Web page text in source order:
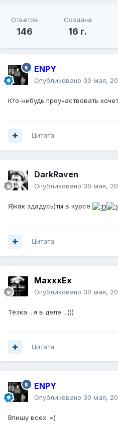
Ответов
146
Создана
16 г.
ENPY
Опубликовано 30 мая,
Кто-нибудь проучаствовать
Цитата
DarkRaven
Опубликовано 30 мая,
Я)как здадусь)ты в курсе
Цитата
MaxxxEx
Опубликовано 30 мая,
Тёзка ...я в деле ...)))
Цитата
ENPY
Опубликовано 30 мая,
Впишу всех. =)